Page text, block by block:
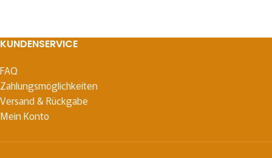
KUNDENSERVICE
FAQ
Zahlungsmöglichkeiten
Versand & Rückgabe
Mein Konto